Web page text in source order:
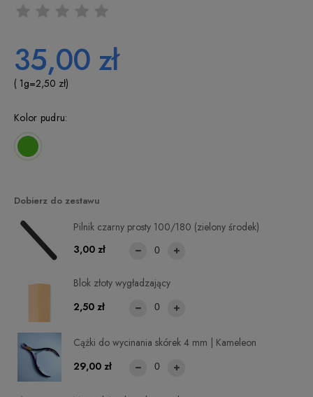
35,00 zł
( 1g=2,50 zł)
Kolor pudru:
Dobierz do zestawu
Blok złoty wygładzający
2,50 zł
Pilnik czarny prosty 100/180 (zielony środek)
3,00 zł
Cążki do wycinania skórek 4 mm | Kameleon
29,00 zł